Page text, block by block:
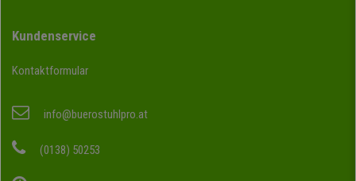
Kundenservice
Kontaktformular
info@buerostuhlpro.at
(0138) 50253